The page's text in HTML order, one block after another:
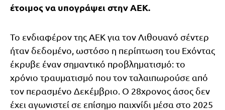
έτοιμος να υπογράψει στην ΑΕΚ.
Το ενδιαφέρον της ΑΕΚ για τον Λιθουανό σέντερ
ήταν δεδομένο, ωστόσο η περίπτωση του Εχόντας
έκρυβε έναν σημαντικό προβληματισμό: το
χρόνιο τραυματισμό που τον ταλαιπωρούσε από
τον περασμένο Δεκέμβριο. Ο 28χρονος άσος δεν
έχει αγωνιστεί σε επίσημο παιχνίδι μέσα στο 2025